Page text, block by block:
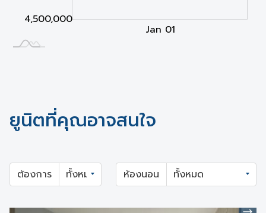
4,500,000
Jan 01
ยูนิตที่คุณอาจสนใจ
ต้องการ ห้องนอน